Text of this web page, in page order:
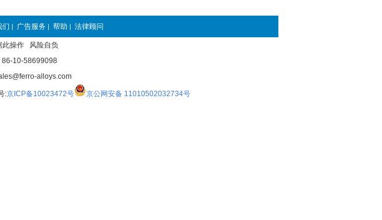
们 | 广告服务 | 帮助 | 法律顾问
此操作 风险自负
10-58699098
alloys.com
:京ICP备10023472号 京公网安备 11010502032734号